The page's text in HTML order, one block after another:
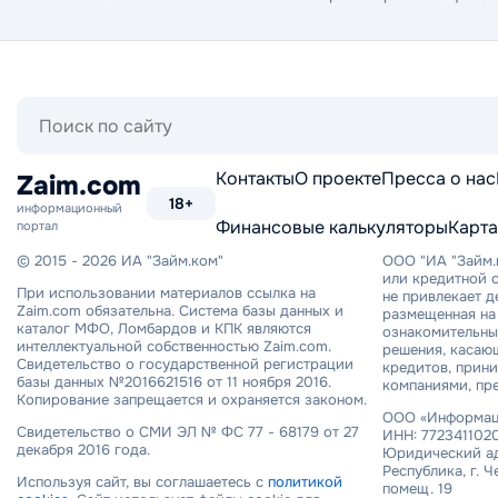
Zaim.com
информационный
портал
18+
КонтактыО проектеПресса о нас
Финансовые калькуляторы
© 2015 - 2026 ИА "Займ.ком"
При использовании материалов ссылка на
Zaim.com обязательна. Система базы данных и
каталог МФО, Ломбардов и КПК являются
интеллектуальной собственностью Zaim.com.
Свидетельство о государственной регистрации
базы данных №2016621516 от 11 ноября 2016.
Копирование запрещается и охраняется законом.
Свидетельство о СМИ ЭЛ № ФС 77 - 68179 от 27
декабря 2016 года.
Используя сайт, вы соглашаетесь с политикой
ООО "ИА
или кредитной
не привлекает
размещенная
решения,
кредитов,
компаниями,
ООО
ИНН:
Юридический
Республика, г.
помещ. 19